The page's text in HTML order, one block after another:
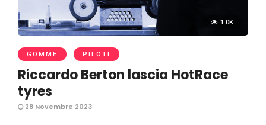
1.0K
GOMME PILOTI
Riccardo Berton lascia HotRace
tyres
28 Novembre 2023